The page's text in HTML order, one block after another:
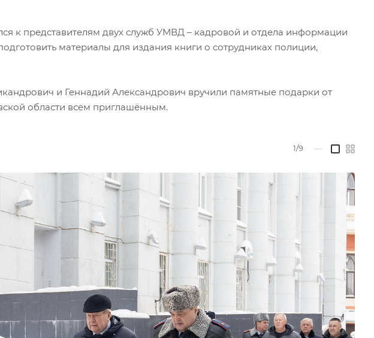
к представителям двух служб УМВД – кадровой и отдела информации
материалы для издания книги о сотрудниках полиции,
и Геннадий Александрович вручили памятные подарки от
области всем приглашённым.
1/9 —